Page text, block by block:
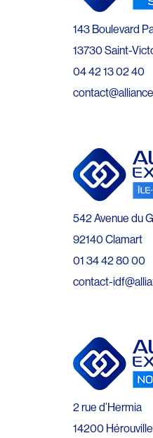
143 Boulevard
13730 Saint-
04 42 13 02 40
542 Avenue du
92140 Clamart
01 34 42 80 00
contact-
2 rue d’Hermia
14200